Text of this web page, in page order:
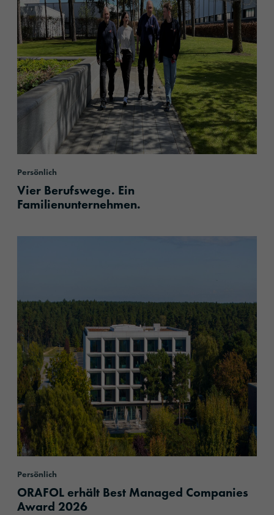
Persönlich
Vier Berufswege. Ein
Familienunternehmen.
Persönlich
ORAFOL erhält Best Managed Companies
Award 2026